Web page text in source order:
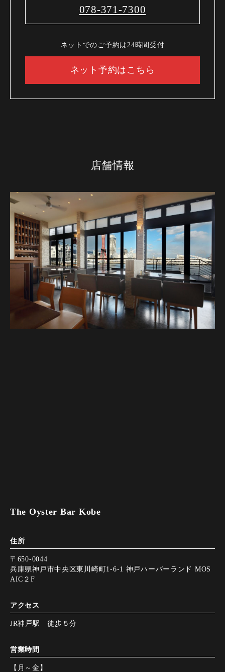
078-371-7300
ネットでのご予約は24時間受付
ネット予約はこちら
店舗情報
The Oyster Bar Kobe
住所
〒650-0044
兵庫県神戸市中央区東川崎町1-6-1 神戸ハーバーランド MOS
AIC２F
アクセス
JR神戸駅 徒歩５分
営業時間
【月～金】